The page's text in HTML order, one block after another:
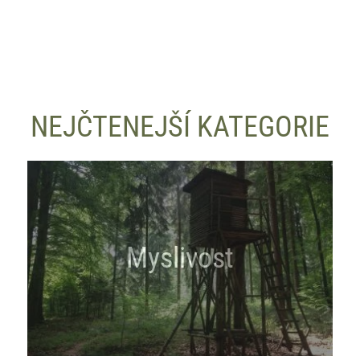
NEJČTENEJŠÍ KATEGORIE
Myslivost